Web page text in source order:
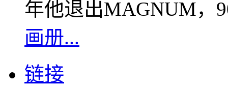
年他退出MAGNUM，
画册...
链接